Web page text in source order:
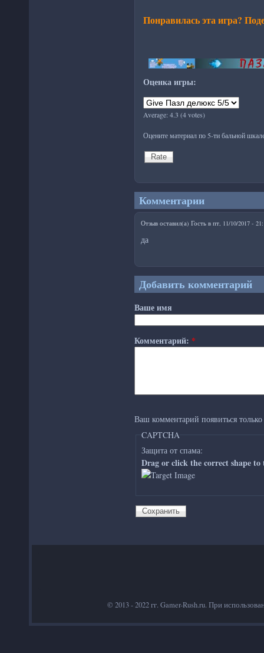
Понравилась эта игра?
Оценка игры:
Average:4.3 (4votes)
Оцените материал по 5-ти бальной
Комментарии
Отзыв оставил(а)Гость впт, 11/10/2017 -
да
Добавить комментарий
Ваше имя
Комментарий: *
Ваш комментарий появиться
CAPTCHA
Защита от спама:
Drag or click the correct shape
© 2013 - 2022 гг. Gamer-Rush.ru. При